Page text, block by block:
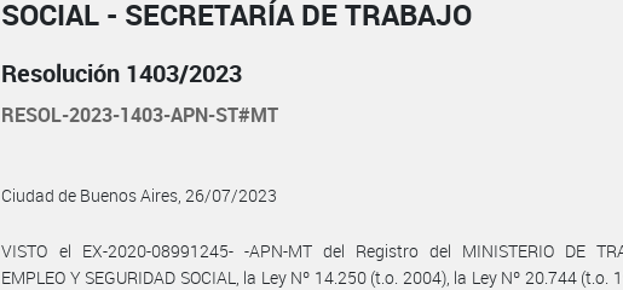
SOCIAL - SECRETARÍA DE TRABAJO
Resolución 1403/2023
RESOL-2023-1403-APN-ST#MT
Ciudad de Buenos Aires, 26/07/2023
VISTO el EX-2020-08991245- -APN-MT del Registro del MINISTERIO DE
EMPLEO Y SEGURIDAD SOCIAL, la Ley Nº 14.250 (t.o. 2004), la Ley Nº 20.744 (t.o.